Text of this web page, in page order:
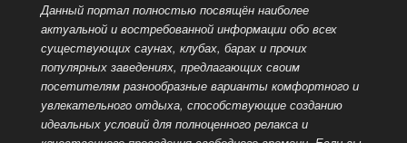
Данный портал полностью посвящён наиболее
актуальной и востребованной информации обо всех
существующих саунах, клубах, барах и прочих
популярных заведениях, предлагающих своим
посетителям разнообразные варианты комфортного и
увлекательного отдыха, способствующие созданию
идеальных условий для полноценного релакса и